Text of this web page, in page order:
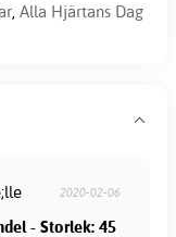
, Alla Hjärtans Dag
2020-02-06
- Storlek: 45